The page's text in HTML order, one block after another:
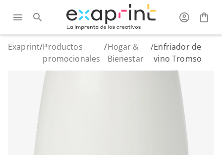
Exaprint/Productos
promocionales
/Hogar &
Bienestar
/Enfriador de
vino Tromso